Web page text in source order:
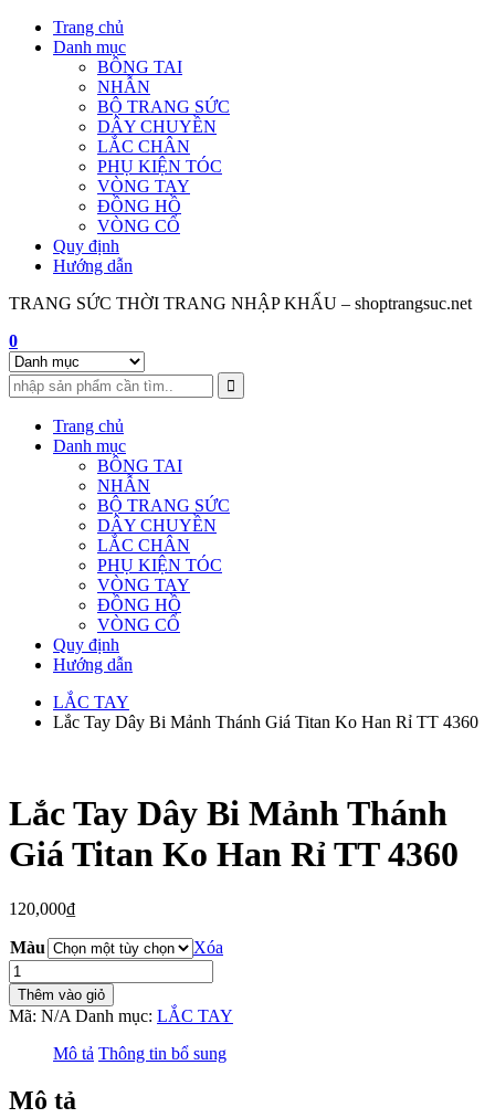
Skip
Trang chủ
Danh mục
BÔNG TAI
NHẪN
BỘ TRANG SỨC
DÂY CHUYỀN
LẮC CHÂN
PHỤ KIỆN TÓC
VÒNG TAY
ĐỒNG HỒ
VÒNG CỔ
Quy định
Hướng dẫn
TRANG SỨC THỜI TRANG NHẬP KHẨU – shoptrangsuc.net
0
Trang chủ
Danh mục
BÔNG TAI
NHẪN
BỘ TRANG SỨC
DÂY CHUYỀN
LẮC CHÂN
PHỤ KIỆN TÓC
VÒNG TAY
ĐỒNG HỒ
VÒNG CỔ
Quy định
Hướng dẫn
LẮC TAY
Lắc Tay Dây Bi Mảnh Thánh Giá Titan Ko Han Rỉ TT 4360
Lắc Tay Dây Bi Mảnh Thánh
Giá Titan Ko Han Rỉ TT 4360
120,000₫
Màu
Xóa
Lắc
Tay
Dây
Bi
Giá
Titan
Thêm vào giỏ
Mã: N/A Danh mục: LẮC TAY
Mô tả Thông tin bổ sung
Mô tả